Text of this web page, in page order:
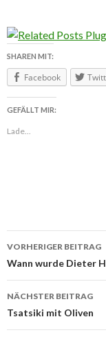
SHAREN MIT:
Facebook
GEFÄLLT MIR:
Lade...
VORHERIGER BEITRAG
Wann wurde Dieter
NÄCHSTER BEITRAG
Tsatsiki mit Oliven